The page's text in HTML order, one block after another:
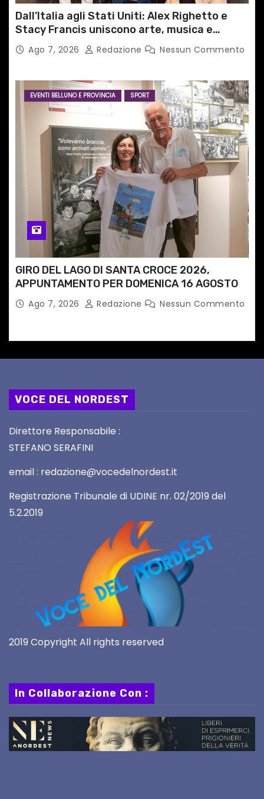
Dall’Italia agli Stati Uniti: Alex Righetto e
Stacy Francis uniscono arte, musica e
tecnologia in un nuovo progetto
internazionale”
Ago 7, 2026 Redazione Nessun Commento
EVENTI BELLUNO E PROVINCIA SPORT
GIRO DEL LAGO DI SANTA CROCE 2026,
APPUNTAMENTO PER DOMENICA 16 AGOSTO
Ago 7, 2026 Redazione Nessun Commento
VOCE DEL NORDEST
Direttore Responsabile :
STEFANO SERAFINI
email : redazione@vocedelnordest.it
Registrazione Tribunale di UDINE nr. 02/2019 del
5.2.2019
2019 Copyright All rights reserved
In Collaborazione Con :